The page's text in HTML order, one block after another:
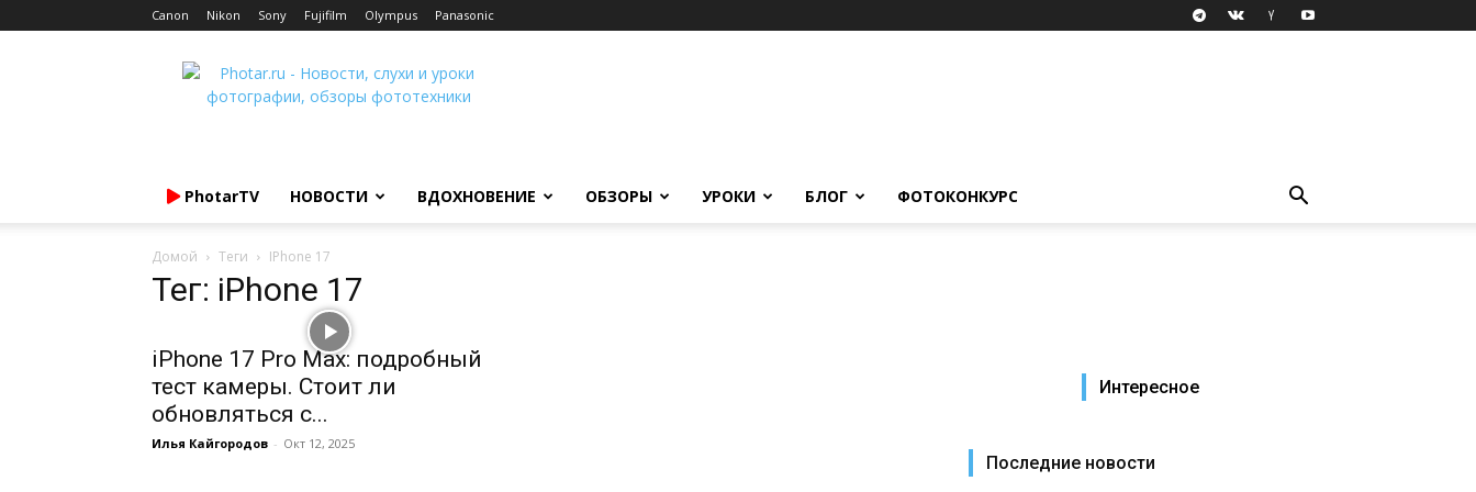
Canon Nikon Sony Fujifilm Olympus Panasonic
Photar.ru
PhotarTV НОВОСТИ ВДОХНОВЕНИЕ ОБЗОРЫ УРОКИ БЛОГ ФОТОКОНКУРС
Домой Теги IPhone 17
Тег: iPhone 17
iPhone 17 Pro Max: подробный
тест камеры. Стоит ли
обновляться с...
Илья Кайгородов - Окт 12, 2025
Интересное
Последние новости